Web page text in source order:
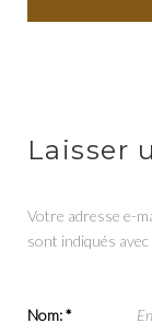
Laisser
Votre adresse e-
sont indiqués avec
Nom:*